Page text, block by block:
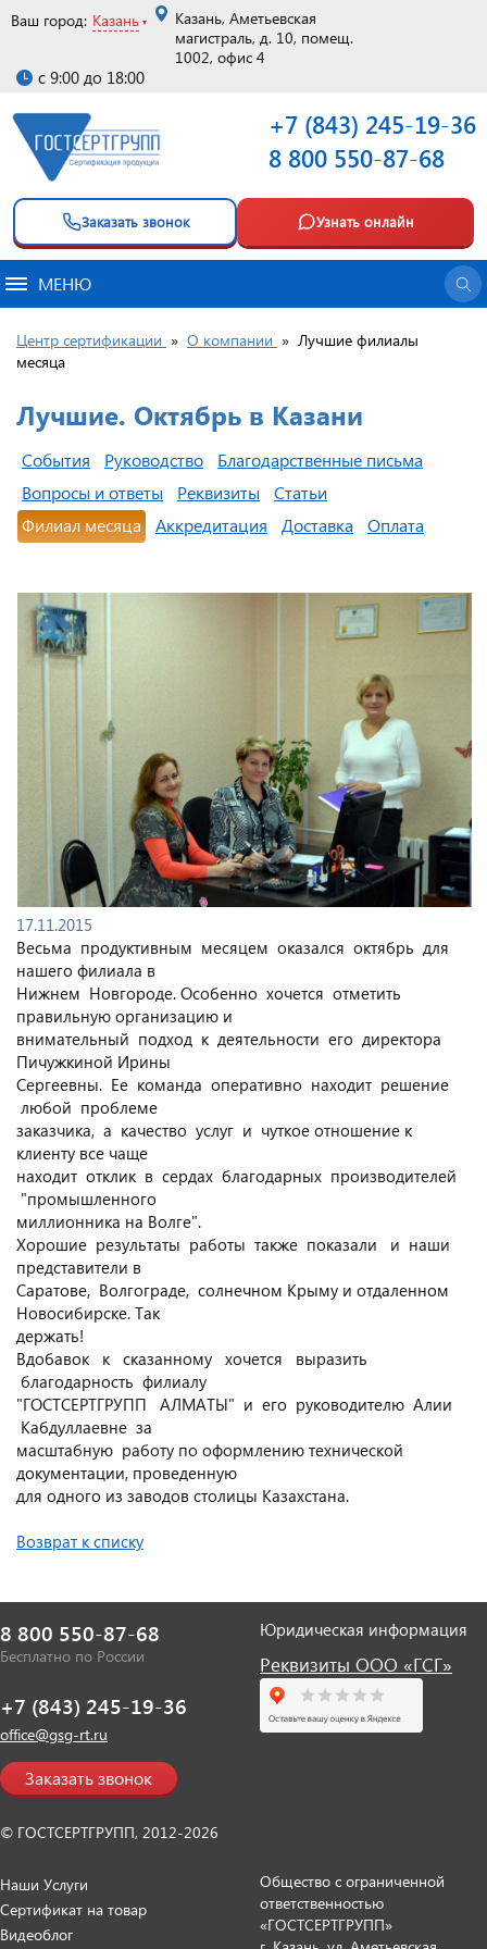
Ваш город: Казань
Казань, Аметьевская
магистраль, д. 10, помещ.
1002, офис 4
с 9:00 до 18:00
+7 (843) 245-19-36
8 800 550-87-68
Заказать звонок Узнать онлайн
МЕНЮ
Центр сертификации » О компании » Лучшие филиалы
месяца
Лучшие. Октябрь в Казани
События Руководство
Благодарственные письма
Вопросы и ответы
Реквизиты
Статьи
Филиал месяца
Аккредитация Доставка Оплата
17.11.2015
Весьма продуктивным месяцем оказался октябрь для
нашего филиала в
Нижнем Новгороде. Особенно хочется отметить
правильную организацию и
внимательный подход к деятельности его директора
Пичужкиной Ирины
Сергеевны. Ее команда оперативно находит решение
любой проблеме
заказчика, а качество услуг и чуткое отношение к
клиенту все чаще
находит отклик в сердах благодарных производителей
"промышленного
миллионника на Волге".
Хорошие результаты работы также показали и наши
представители в
Саратове, Волгограде, солнечном Крыму и отдаленном
Новосибирске. Так
держать!
Вдобавок к сказанному хочется выразить
благодарность филиалу
"ГОСТСЕРТГРУПП АЛМАТЫ" и его руководителю Алии
Кабдуллаевне за
масштабную работу по оформлению технической
документации, проведенную
для одного из заводов столицы Казахстана.
Возврат к списку
8 800 550-87-68
Бесплатно по России
+7 (843) 245-19-36
office@gsg-rt.ru
Заказать звонок
© ГОСТСЕРТГРУПП, 2012-2026
Юридическая информация
Реквизиты ООО «ГСГ»
Наши Услуги
Сертификат на товар
Видеоблог
Общество с ограниченной
ответственностью
«ГОСТСЕРТГРУПП»